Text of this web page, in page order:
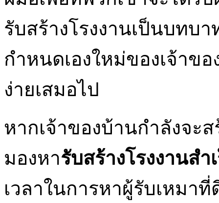
รับสร้างโรงงานเป็นบทบ
กำหนดเองใหม่ของเจ้าข
ง่ายเสมอไป
หากเจ้าของบ้านกำลังจะ
มองหารับสร้างโรงงานสำ
เวลาในการหาผู้รับเหม